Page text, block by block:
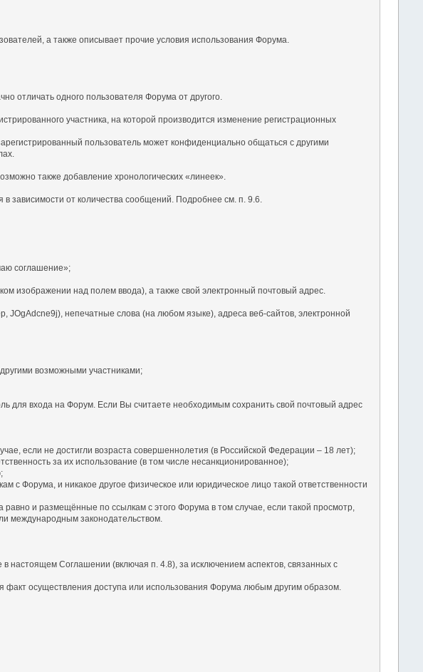
а также описывает прочие условия использования Форума.
отличать одного пользователя Форума от другого.
участника, на которой производится изменение регистрационных
пользователь может конфиденциально общаться с другими
также добавление хронологических «линеек».
от количества сообщений. Подробнее см. п. 9.6.
соглашение»;
изображении над полем ввода), а также свой электронный почтовый адрес.
непечатные слова (на любом языке), адреса веб-сайтов, электронной
возможными участниками;
для входа на Форум. Если Вы считаете необходимым сохранить свой почтовый адрес
если не достигли возраста совершеннолетия (в Российской Федерации – 18 лет);
за их использование (в том числе несанкционированное);
Форума, и никакое другое физическое или юридическое лицо такой ответственности
и размещённые по ссылкам с этого Форума в том случае, если такой просмотр,
международным законодательством.
настоящем Соглашении (включая п. 4.8), за исключением аспектов, связанных с
осуществления доступа или использования Форума любым другим образом.